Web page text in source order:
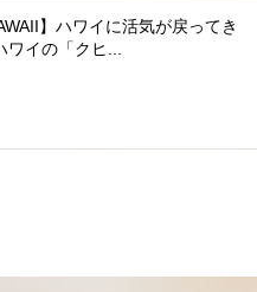
】ハワイに活気が戻ってき
ワイの「クヒ...